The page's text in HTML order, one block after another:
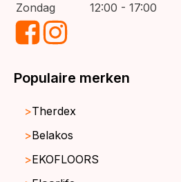
Zondag
12:00 - 17:00
Populaire merken
Therdex
Belakos
EKOFLOORS